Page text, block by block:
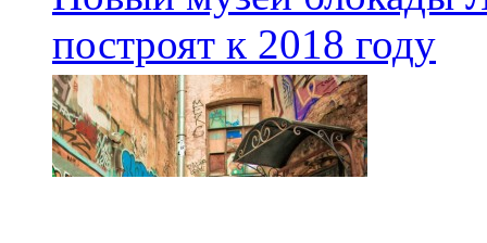
построят к 2018 году